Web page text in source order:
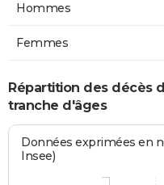
Hommes
Femmes
Répartition des décès
tranche d'âges
Données exprimées en
Insee)